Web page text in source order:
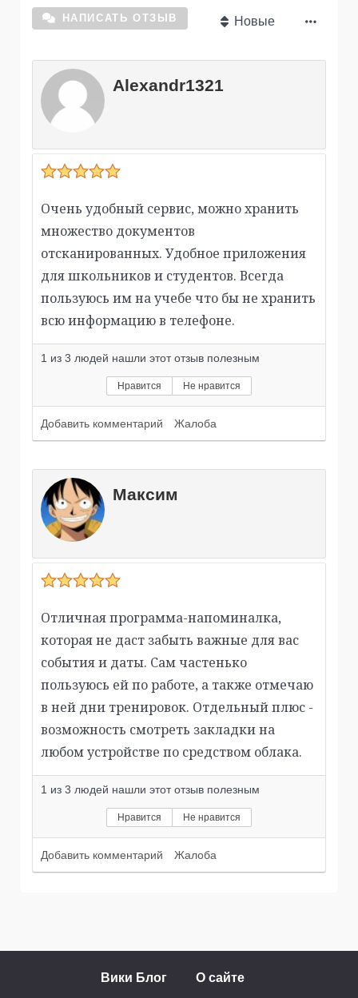
НАПИСАТЬ ОТЗЫВ Новые
Alexandr1321
Очень удобный сервис, можно хранить
множество документов
отсканированных. Удобное приложения
для школьников и студентов. Всегда
пользуюсь им на учебе что бы не хранить
всю информацию в телефоне.
1 из 3 людей нашли этот отзыв полезным
Нравится Не нравится
Добавить комментарий Жалоба
Максим
Отличная программа-напоминалка,
которая не даст забыть важные для вас
события и даты. Сам частенько
пользуюсь ей по работе, а также отмечаю
в ней дни тренировок. Отдельный плюс -
возможность смотреть закладки на
любом устройстве по средством облака.
1 из 3 людей нашли этот отзыв полезным
Нравится Не нравится
Добавить комментарий Жалоба
Вики Блог О сайте